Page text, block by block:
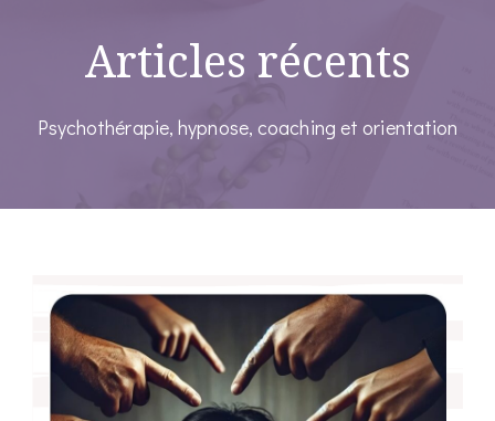
Articles récents
Psychothérapie, hypnose, coaching et orientation